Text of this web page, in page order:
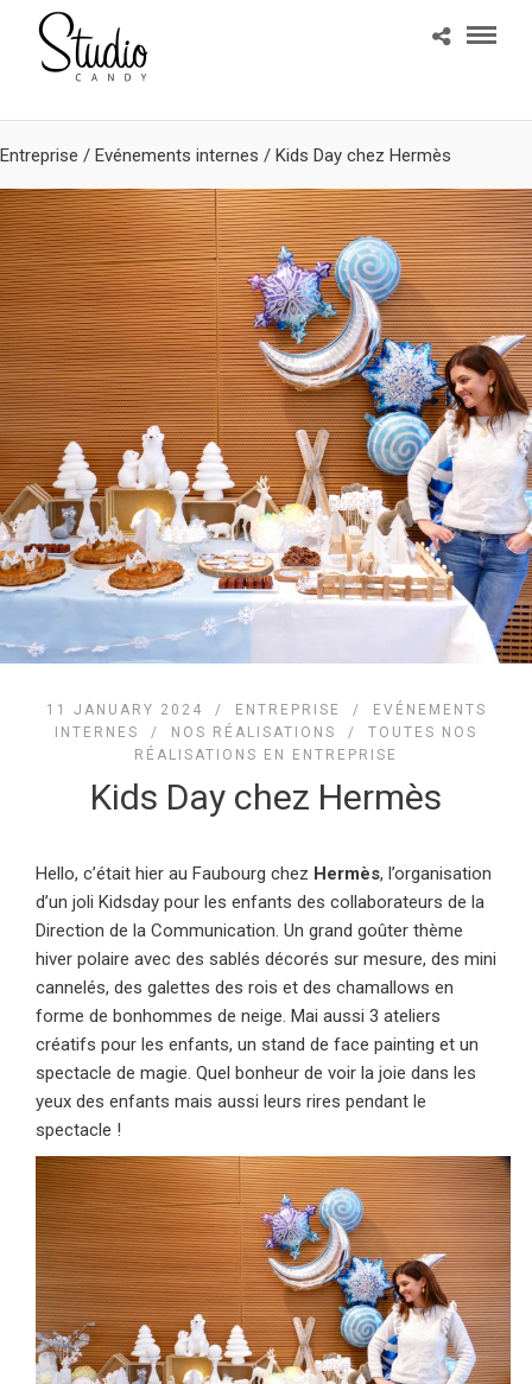
Entreprise / Evénements internes / Kids Day chez Hermès
11 JANUARY 2024 / ENTREPRISE /
EVÉNEMENTS
INTERNES
/ NOS RÉALISATIONS / TOUTES NOS
RÉALISATIONS EN ENTREPRISE
Kids Day chez Hermès
Hello, c’était hier au Faubourg chez Hermès, l’organisation
d’un joli Kidsday pour les enfants des collaborateurs de la
Direction de la Communication. Un grand goûter thème
hiver polaire avec des sablés décorés sur mesure, des mini
cannelés, des galettes des rois et des chamallows en
forme de bonhommes de neige. Mai aussi 3 ateliers
créatifs pour les enfants, un stand de face painting et un
spectacle de magie. Quel bonheur de voir la joie dans les
yeux des enfants mais aussi leurs rires pendant le
spectacle !